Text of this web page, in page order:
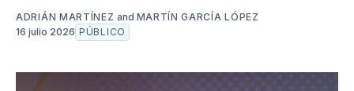
ADRIÁN MARTÍNEZ and MARTÍN GARCÍA LÓPEZ
16 julio 2026 PÚBLICO